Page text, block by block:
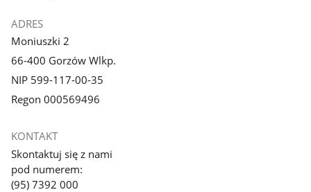
ADRES
Moniuszki 2
66-400 Gorzów Wlkp.
NIP 599-117-00-35
Regon 000569496
KONTAKT
Skontaktuj się z nami
pod numerem:
(95) 7392 000